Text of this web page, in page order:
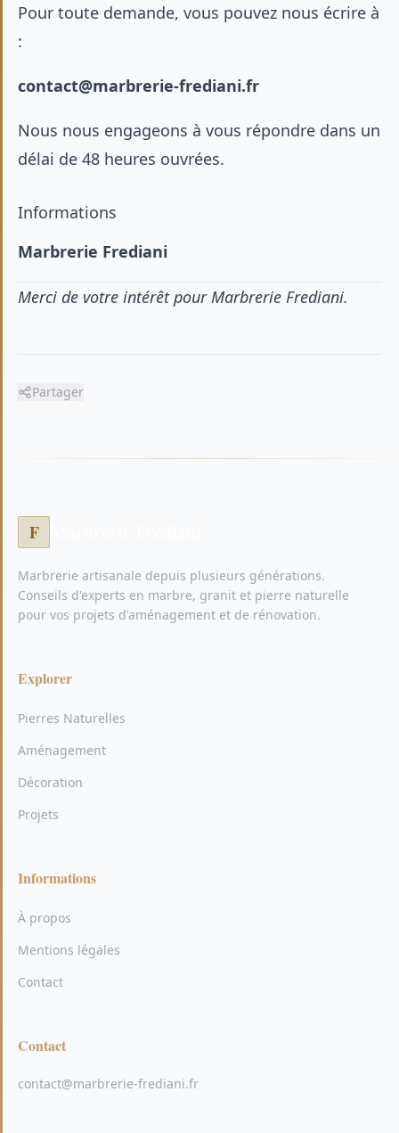
Pour toute demande, vous pouvez nous écrire à
:
contact@marbrerie-frediani.fr
Nous nous engageons à vous répondre dans un
délai de 48 heures ouvrées.
Informations
Marbrerie Frediani
Merci de votre intérêt pour Marbrerie Frediani.
Partager
F
Marbrerie artisanale depuis plusieurs générations.
Conseils d'experts en marbre, granit et pierre naturelle
pour vos projets d'aménagement et de rénovation.
Explorer
Pierres Naturelles
Aménagement
Décoration
Projets
Informations
À propos
Mentions légales
Contact
Contact
contact@marbrerie-frediani.fr